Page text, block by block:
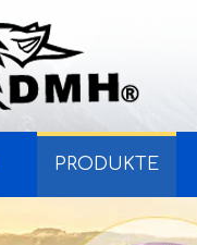
PRODUKTE